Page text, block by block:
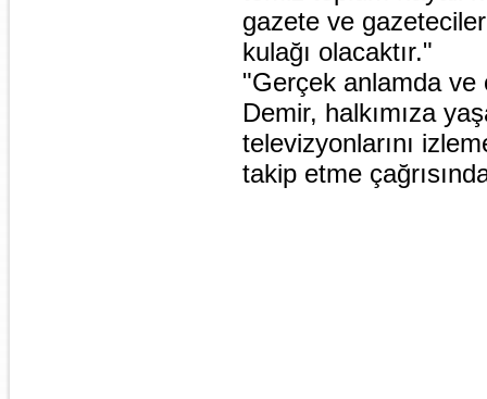
gazete ve
kulağı olacaktır."
"Gerçek anlamda ve
Demir, halkımıza
televizyonlarını
takip etme